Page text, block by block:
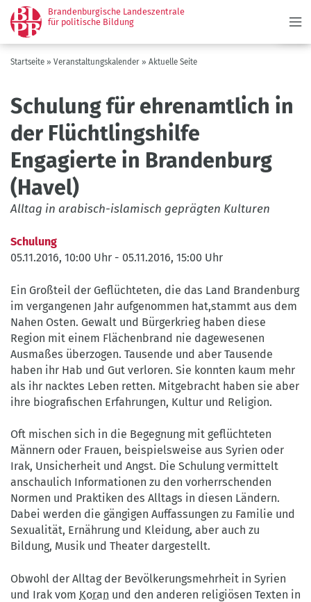
Direkt
zum
Inhalt
Brandenburgische Landeszentrale
für politische Bildung
Pfadnavigation
Startseite Veranstaltungskalender Aktuelle Seite
Schulung für ehrenamtlich in
der Flüchtlingshilfe
Engagierte in Brandenburg
(Havel)
Alltag in arabisch-islamisch geprägten Kulturen
Schulung
05.11.2016, 10:00 Uhr - 05.11.2016, 15:00 Uhr
Ein Großteil der Geflüchteten, die das Land Brandenburg
im vergangenen Jahr aufgenommen hat,stammt aus dem
Nahen Osten. Gewalt und Bürgerkrieg haben diese
Region mit einem Flächenbrand nie dagewesenen
Ausmaßes überzogen. Tausende und aber Tausende
haben ihr Hab und Gut verloren. Sie konnten kaum mehr
als ihr nacktes Leben retten. Mitgebracht haben sie aber
ihre biografischen Erfahrungen, Kultur und Religion.
Oft mischen sich in die Begegnung mit geflüchteten
Männern oder Frauen, beispielsweise aus Syrien oder
Irak, Unsicherheit und Angst. Die Schulung vermittelt
anschaulich Informationen zu den vorherrschenden
Normen und Praktiken des Alltags in diesen Ländern.
Dabei werden die gängigen Auffassungen zu Familie und
Sexualität, Ernährung und Kleidung, aber auch zu
Bildung, Musik und Theater dargestellt.
Obwohl der Alltag der Bevölkerungsmehrheit in Syrien
und Irak vom Koran und den anderen religiösen Texten in